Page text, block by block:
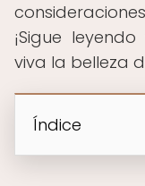
¡Sigue
viva la belleza
Índice